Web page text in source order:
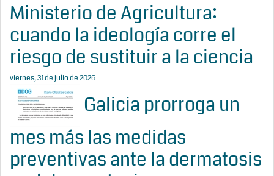
Ministerio de Agricultura:
cuando la ideología corre el
riesgo de sustituir a la ciencia
viernes, 31 de julio de 2026
Galicia prorroga un
mes más las medidas
preventivas ante la dermatosis